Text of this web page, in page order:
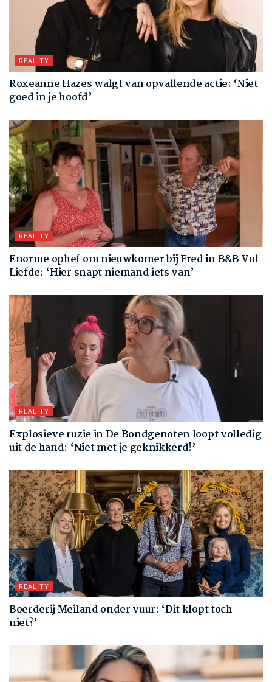
REALITY
Roxeanne Hazes walgt van opvallende actie: ‘Niet
goed in je hoofd’
REALITY
Enorme ophef om nieuwkomer bij Fred in B&B Vol
Liefde: ‘Hier snapt niemand iets van’
REALITY
Explosieve ruzie in De Bondgenoten loopt volledig
uit de hand: ‘Niet met je geknikkerd!’
REALITY
Boerderij Meiland onder vuur: ‘Dit klopt toch
niet?’